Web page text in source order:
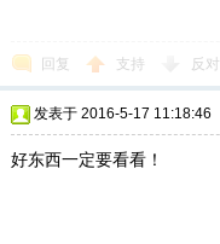
回复 支持 反对
发表于 2016-5-17 11:18:46
好东西一定要看看！